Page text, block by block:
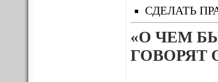
СДЕЛАТЬ
«О ЧЕМ
ГОВОРЯТ